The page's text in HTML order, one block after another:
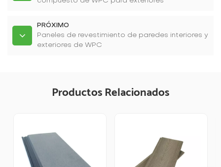
PRÓXIMO
Paneles de revestimiento de paredes interiores y
exteriores de WPC
Productos Relacionados